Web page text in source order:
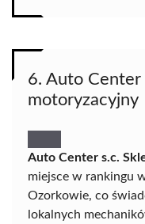
6. Auto Center
motoryzacyjny
Auto Center s.c.
miejsce w rankingu
Ozorkowie, co
lokalnych